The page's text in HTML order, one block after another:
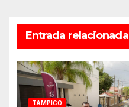
Entrada relacionada
TAMPICO